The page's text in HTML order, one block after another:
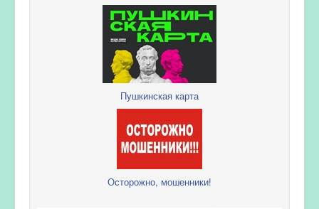
Пушкинская карта
Осторожно, мошенники!